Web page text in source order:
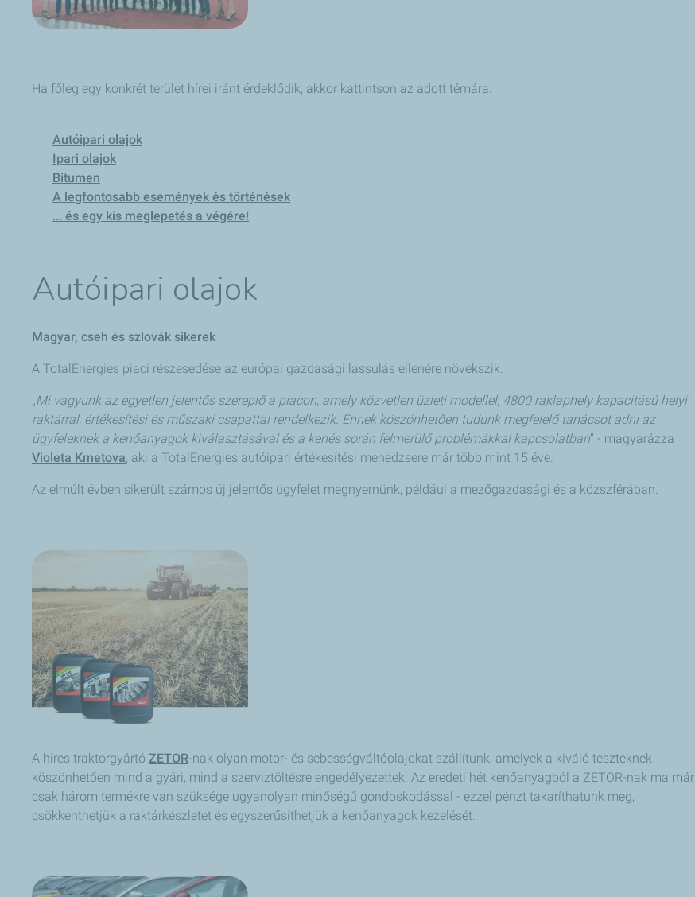
Ha főleg egy konkrét terület hírei iránt érdeklődik, akkor kattintson az adott témára:
Autóipari olajok
Ipari olajok
Bitumen
A legfontosabb események és történések
... és egy kis meglepetés a végére!
Autóipari olajok
Magyar, cseh és szlovák sikerek
A TotalEnergies piaci részesedése az európai gazdasági lassulás ellenére növekszik.
„Mi vagyunk az egyetlen jelentős szereplő a piacon, amely közvetlen üzleti modellel, 4800 raklaphely kapacitású helyi
raktárral, értékesítési és műszaki csapattal rendelkezik. Ennek köszönhetően tudunk megfelelő tanácsot adni az
ügyfeleknek a kenőanyagok kiválasztásával és a kenés során felmerülő problémákkal kapcsolatban“ - magyarázza
Violeta Kmetova, aki a TotalEnergies autóipari értékesítési menedzsere már több mint 15 éve.
Az elmúlt évben sikerült számos új jelentős ügyfelet megnyernünk, például a mezőgazdasági és a közszférában.
A híres traktorgyártó ZETOR-nak olyan motor- és sebességváltóolajokat szállítunk, amelyek a kiváló teszteknek
köszönhetően mind a gyári, mind a szerviztöltésre engedélyezettek. Az eredeti hét kenőanyagból a ZETOR-nak ma már
csak három termékre van szüksége ugyanolyan minőségű gondoskodással - ezzel pénzt takaríthatunk meg,
csökkenthetjük a raktárkészletet és egyszerűsíthetjük a kenőanyagok kezelését.